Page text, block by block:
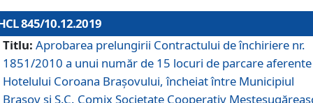
845/10.12.2019
Titlu: Aprobarea prelungirii Contractului de închiriere nr.
1851/2010 a unui număr de 15 locuri de parcare aferente
Hotelului Coroana Brașovului, încheiat între Municipiul
Braşov şi S.C. Comix Societate Cooperativ